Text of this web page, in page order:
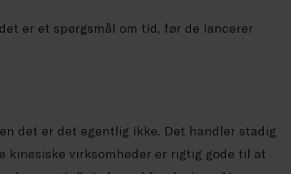
er et spørgsmål om tid, før de lancerer
det er det egentlig ikke. Det handler stadig
kinesiske virksomheder er rigtig gode til at